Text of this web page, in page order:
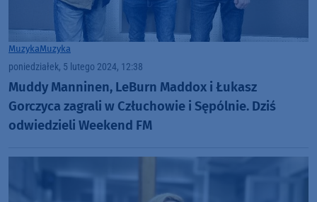
MuzykaMuzyka
poniedziałek, 5 lutego 2024, 12:38
Muddy Manninen, LeBurn Maddox i Łukasz
Gorczyca zagrali w Człuchowie i Sępólnie. Dziś
odwiedzieli Weekend FM